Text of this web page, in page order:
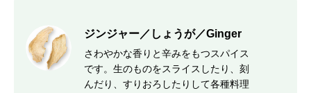
ジンジャー／しょうが／Ginger
さわやかな香りと辛みをもつスパイス
です。生のものをスライスしたり、刻
んだり、すりおろしたりして各種料理